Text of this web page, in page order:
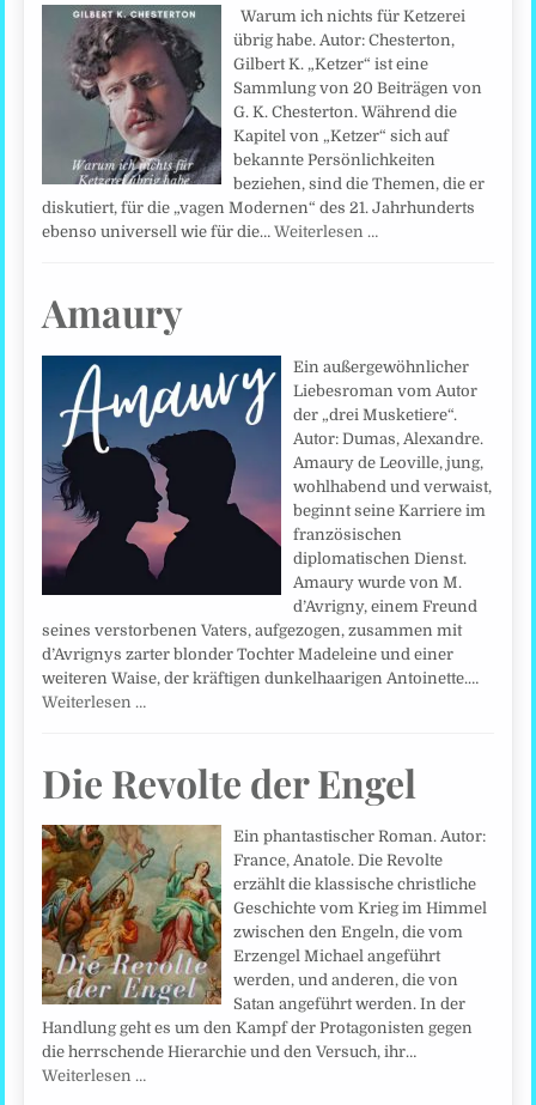
Warum ich nichts für Ketzerei
übrig habe. Autor: Chesterton,
Gilbert K. „Ketzer“ ist eine
Sammlung von 20 Beiträgen von
G. K. Chesterton. Während die
Kapitel von „Ketzer“ sich auf
bekannte Persönlichkeiten
beziehen, sind die Themen, die er
diskutiert, für die „vagen Modernen“ des 21. Jahrhunderts
ebenso universell wie für die…Weiterlesen …
Amaury
Ein außergewöhnlicher
Liebesroman vom Autor
der „drei Musketiere“.
Autor: Dumas, Alexandre.
Amaury de Leoville, jung,
wohlhabend und verwaist,
beginnt seine Karriere im
französischen
diplomatischen Dienst.
Amaury wurde von M.
d’Avrigny, einem Freund
seines verstorbenen Vaters, aufgezogen, zusammen mit
d’Avrignys zarter blonder Tochter Madeleine und einer
weiteren Waise, der kräftigen dunkelhaarigen Antoinette.…
Weiterlesen …
Die Revolte der Engel
Ein phantastischer Roman. Autor:
France, Anatole. Die Revolte
erzählt die klassische christliche
Geschichte vom Krieg im Himmel
zwischen den Engeln, die vom
Erzengel Michael angeführt
werden, und anderen, die von
Satan angeführt werden. In der
Handlung geht es um den Kampf der Protagonisten gegen
die herrschende Hierarchie und den Versuch, ihr…
Weiterlesen …